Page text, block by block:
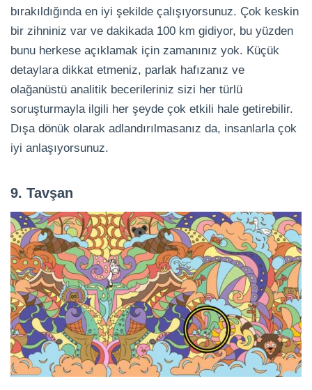
bırakıldığında en iyi şekilde çalışıyorsunuz. Çok keskin
bir zihniniz var ve dakikada 100 km gidiyor, bu yüzden
bunu herkese açıklamak için zamanınız yok. Küçük
detaylara dikkat etmeniz, parlak hafızanız ve
olağanüstü analitik becerileriniz sizi her türlü
soruşturmayla ilgili her şeyde çok etkili hale getirebilir.
Dışa dönük olarak adlandırılmasanız da, insanlarla çok
iyi anlaşıyorsunuz.
9. Tavşan